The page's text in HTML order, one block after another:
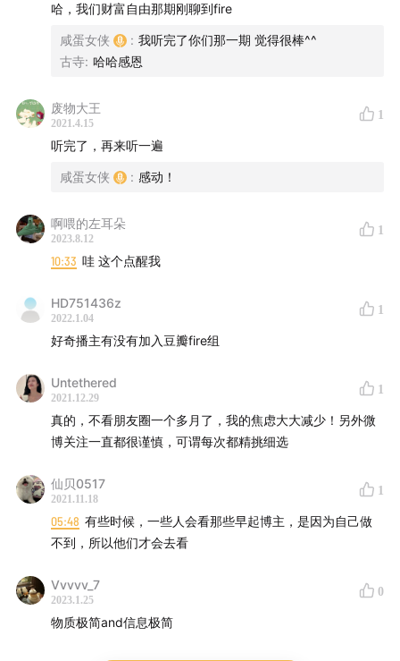
哈，我们财富自由那期刚聊到fire
咸蛋女侠 : 我听完了你们那一期 觉得很棒^^
古寺: 哈哈感恩
废物大王
2021.4.15
1
听完了，再来听一遍
咸蛋女侠 : 感动！
啊喂的左耳朵
2023.8.12
1
10:33 哇 这个点醒我
HD751436z
2022.1.04
1
好奇播主有没有加入豆瓣fire组
Untethered
2021.12.29
1
真的，不看朋友圈一个多月了，我的焦虑大大减少！另外微
博关注一直都很谨慎，可谓每次都精挑细选
仙贝0517
2021.11.18
1
05:48 有些时候，一些人会看那些早起博主，是因为自己做
不到，所以他们才会去看
Vvvvv_7
2023.1.25
0
物质极简and信息极简